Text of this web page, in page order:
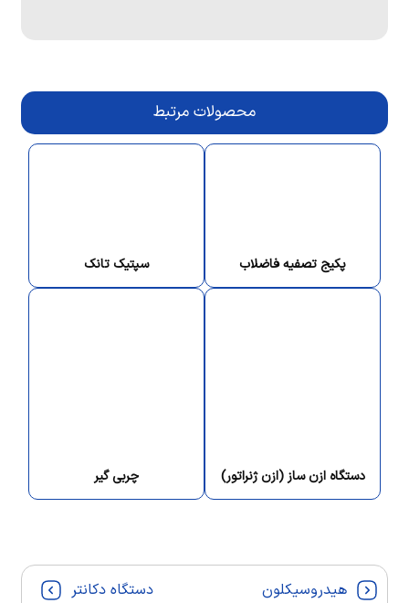
محصولات مرتبط
پکیج تصفیه فاضلاب سپتیک تانک
دستگاه ازن ساز (ازن ژنراتور) چربی گیر
هیدروسیکلون دستگاه دکانتر